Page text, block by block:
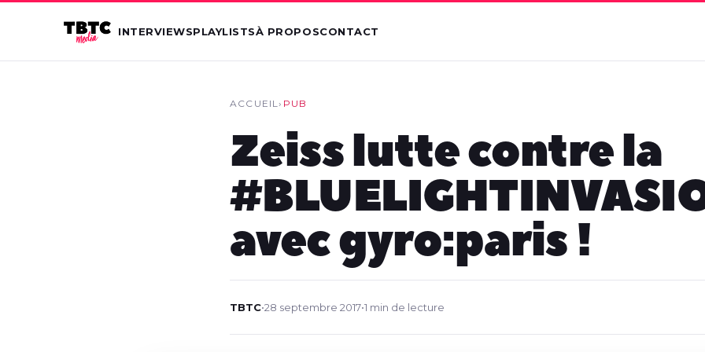
INTERVIEWSPLAYLISTSÀ PROPOSCONTACT
ACCUEIL› PUB
Zeiss lutte contre la
avec gyro:paris !
TBTC•28 septembre 2017•1 min de lecture